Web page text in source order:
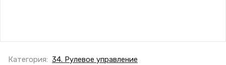
Категория: 34. Рулевое управление